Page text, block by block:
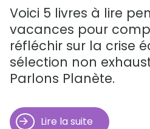
Voici 5 livres à lire
vacances pour
réfléchir sur la crise
sélection non
Parlons Planète.
Lire la suite